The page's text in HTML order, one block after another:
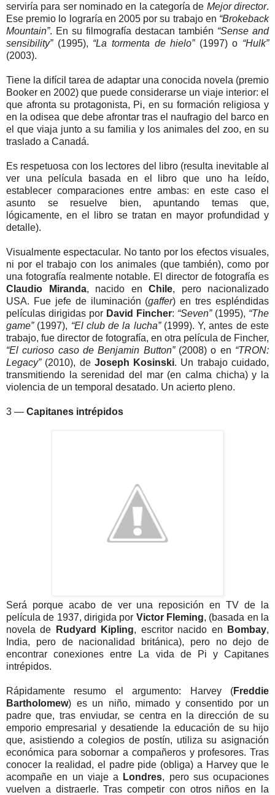
serviría para ser nominado en la categoría de Mejor director.
Ese premio lo lograría en 2005 por su trabajo en “Brokeback
Mountain”. En su filmografía destacan también “Sense and
sensibility”(1995), “La tormenta de hielo”(1997) o “Hulk”
(2003).
Tiene la difícil tarea de adaptar una conocida novela (premio
Booker en 2002) que puede considerarse un viaje interior: el
que afronta su protagonista, Pi, en su formación religiosa y
en la odisea que debe afrontar tras el naufragio del barco en
el que viaja junto a su familia y los animales del zoo, en su
traslado a Canadá.
Es respetuosa con los lectores del libro (resulta inevitable al
ver una película basada en el libro que uno ha leído,
establecer comparaciones entre ambas: en este caso el
asunto se resuelve bien, apuntando temas que,
lógicamente, en el libro se tratan en mayor profundidad y
detalle).
Visualmente espectacular. No tanto por los efectos visuales,
ni por el trabajo con los animales (que también), como por
una fotografía realmente notable. El director de fotografía es
Claudio Miranda, nacido en Chile, pero nacionalizado
USA. Fue jefe de iluminación (gaffer) en tres espléndidas
películas dirigidas por David Fincher: “Seven”(1995), “The
game”(1997), “El club de la lucha”(1999). Y, antes de este
trabajo, fue director de fotografía, en otra película de Fincher,
“El curioso caso de Benjamin Button”(2008) o en “TRON:
Legacy”(2010), de Joseph Kosinski. Un trabajo cuidado,
transmitiendo la serenidad del mar (en calma chicha) y la
violencia de un temporal desatado. Un acierto pleno.
3 — Capitanes intrépidos
Será porque acabo de ver una reposición en TV de la
película de 1937, dirigida por Victor Fleming, (basada en la
novela de
Rudyard Kipling, escritor nacido en Bombay,
India, pero de nacionalidad británica), pero no dejo de
encontrar conexiones entre La vida de Pi y Capitanes
intrépidos.
Rápidamente resumo el argumento: Harvey (Freddie
Bartholomew) es un niño, mimado y consentido por un
padre que, tras enviudar, se centra en la dirección de su
emporio empresarial y desatiende la educación de su hijo
que, asistiendo a colegios de postín, utiliza su asignación
económica para sobornar a compañeros y profesores. Tras
conocer la realidad, el padre pide (obliga) a Harvey que le
acompañe en un viaje a
Londres, pero sus ocupaciones
vuelven a distraerle. Tras competir con otros niños en la